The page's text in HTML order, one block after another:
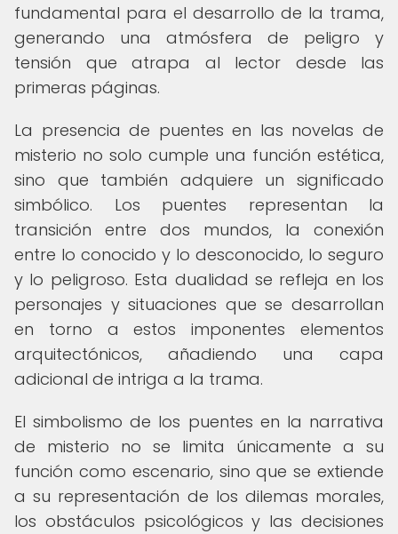
fundamental para el desarrollo de la trama,
generando una atmósfera de peligro y
tensión que atrapa al lector desde las
primeras páginas.
La presencia de puentes en las novelas de
misterio no solo cumple una función estética,
sino que también adquiere un significado
simbólico. Los puentes representan la
transición entre dos mundos, la conexión
entre lo conocido y lo desconocido, lo seguro
y lo peligroso. Esta dualidad se refleja en los
personajes y situaciones que se desarrollan
en torno a estos imponentes elementos
arquitectónicos, añadiendo una capa
adicional de intriga a la trama.
El simbolismo de los puentes en la narrativa
de misterio no se limita únicamente a su
función como escenario, sino que se extiende
a su representación de los dilemas morales,
los obstáculos psicológicos y las decisiones